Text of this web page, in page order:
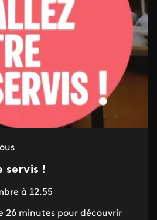
servis !
à 12.55
26 minutes pour découvrir